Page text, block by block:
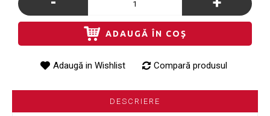
ADAUGĂ ÎN COŞ
Adaugă in Wishlist Compară produsul
DESCRIERE